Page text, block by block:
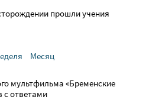
прошли учения
Месяц
мультфильма «Бременские
с ответами